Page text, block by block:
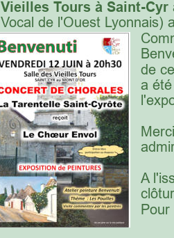
Vieilles Tours à Saint-
Vocal de l'Ouest Lyonnais)
de
a
A